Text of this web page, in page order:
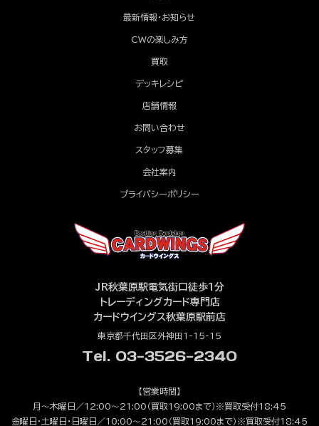
最新情報・お知らせ
CWの楽しみ方
買取
デッキレシピ
店舗情報
お問い合わせ
スタッフ募集
会社案内
プライバシーポリシー
JR秋葉原駅電気街口徒歩1分
トレーディングカード専門店
カードウイングス秋葉原駅前店
東京都千代田区外神田1-15-15
Tel. 03-3526-2340
【営業時間】
月～木曜日／12:00～21:00（買取19:00まで）※買取受付18:45
金曜日・土曜日・日曜日／10:00～21:00（買取19:00まで）※買取受付18:45